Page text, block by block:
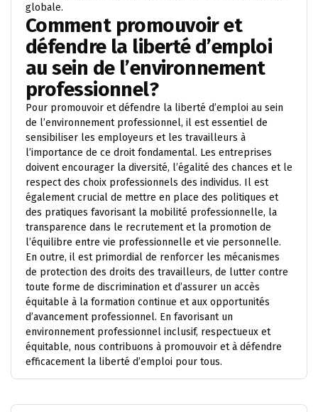
globale.
Comment promouvoir et
défendre la liberté d’emploi
au sein de l’environnement
professionnel?
Pour promouvoir et défendre la liberté d’emploi au sein
de l’environnement professionnel, il est essentiel de
sensibiliser les employeurs et les travailleurs à
l’importance de ce droit fondamental. Les entreprises
doivent encourager la diversité, l’égalité des chances et le
respect des choix professionnels des individus. Il est
également crucial de mettre en place des politiques et
des pratiques favorisant la mobilité professionnelle, la
transparence dans le recrutement et la promotion de
l’équilibre entre vie professionnelle et vie personnelle.
En outre, il est primordial de renforcer les mécanismes
de protection des droits des travailleurs, de lutter contre
toute forme de discrimination et d’assurer un accès
équitable à la formation continue et aux opportunités
d’avancement professionnel. En favorisant un
environnement professionnel inclusif, respectueux et
équitable, nous contribuons à promouvoir et à défendre
efficacement la liberté d’emploi pour tous.